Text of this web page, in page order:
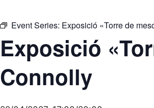
Event Series: Exposició «Torre de
Exposició
Connolly